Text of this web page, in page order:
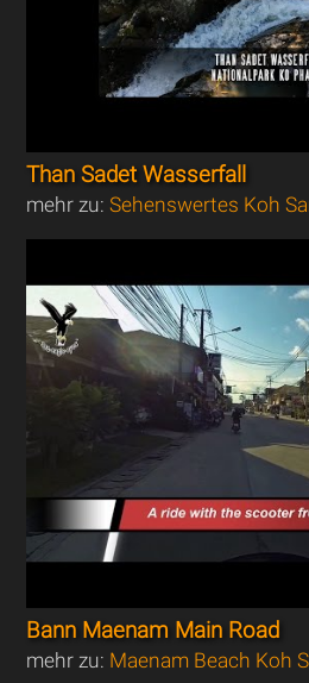
Than Sadet Wasserfall
mehr zu:Sehenswertes Koh
Bann Maenam Main Road
mehr zu: Maenam Beach Koh